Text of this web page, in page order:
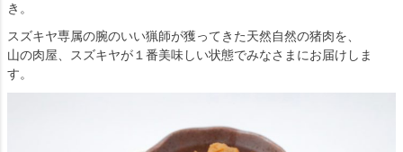
き。
スズキヤ専属の腕のいい猟師が獲ってきた天然自然の猪肉を、
山の肉屋、スズキヤが１番美味しい状態でみなさまにお届けしま
す。